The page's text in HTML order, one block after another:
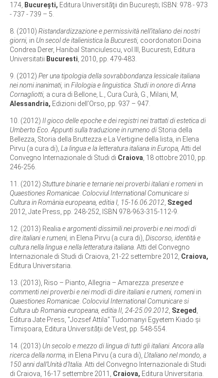
174, Bucureşti, Editura Universităţii din Bucureşti; ISBN: 978 - 973
- 737 - 739 – 5.
8. (2010) Ristandardizzazione e permissività nell’italiano dei nostri
giorni, in Un secol de italienistica la Bucuresti, coordonatori Doina
Condrea Derer, Hanibal Stanciulescu, vol.III, Bucuresti, Editura
Universitatii Bucuresti , 2010, pp. 479-483.
9. (2012) Per una tipologia della sovrabbondanza lessicale italiana
nei nomi inanimati, in Filologia e linguistica. Studi in onore di Anna
Cornagliotti, a cura di Bellone, L., Cura Curà, G., Milani, M,
Alessandria, Edizioni dell’Orso, pp. 937 – 947.
10. (2012) Il gioco delle epoche e dei registri nei trattati di estetica di
Umberto Eco. Appunti sulla traduzione in rumeno di Storia della
Bellezza, Storia della Bruttezza e La Vertigine della lista, in Elena
Pirvu (a cura di), La lingua e la letteratura italiana in Europa, Atti del
Convegno Internazionale di Studi di Craiova , 18 ottobre 2010, pp.
246-256.
11. (2012) Stutture binarie e ternarie nei proverbi italiani e romeni in
Quaestiones Romanicae Colocviul International Comunicare si
Cultura in Romània europeana, editia I, 15-16.06.2012 Szeged
2012, Jate Press, pp. 248-252, ISBN 978-963-315-112-9.
12. (2013) Realia e argomenti dissimili nei proverbi e nei modi di
dire italiani e rumeni, in Elena Pirvu (a cura di), Discorso, identità e
cultura nella lingua e nella letteratura italiana. Atti del Convegno
Internazionale di Studi di Craiova, 21-22 settembre 2012, Craiova,
Editura Universitaria.
13. (2013), Riso – Pianto, Allegria – Amarezza: presenze e
commenti nei proverbi e nei modi di dire italiani e rumeni, romeni in
Quaestiones Romanicae Colocviul International Comunicare si
Cultura ub Romania europeana, editia II, 24-25.09.2012 Szeged
Editura Jate Press, ''Jozsef Attila" Tudomanyi Egyetem Kiado și
Timișoara, Editura Universității de Vest, pp. 548-554.
14. (2013) Un secolo e mezzo di lingua di tutti gli italiani. Ancora alla
ricerca della norma, in Elena Pirvu (a cura di), L’italiano nel mondo, a
150 anni dall’Unità d’Italia. Atti del Convegno Internazionale di Studi
di Craiova, 16-17 settembre 2011, Craiova, Editura Universitaria.